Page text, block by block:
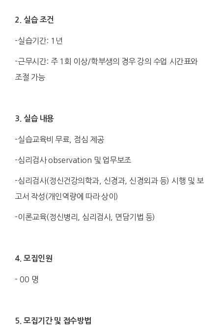
2. 실습 조건
-실습기간: 1 년
-근무시간: 주 1 회 이상/학부생의 경우 강의 수업 시간표와
조절 가능
3. 실습 내용
-실습교육비 무료 점심 제공
-심리검사observation 및 업무보조
-심리검사(정신건강의학과, 신경과 신경외과 등) 시행 및 보
고서 작성(개인역량에 따라 상이 )
-이론교육(정신병리 심리검사 면담기법 등)
4. 모집인원
- 00 명
5. 모집기간 및 접수방법